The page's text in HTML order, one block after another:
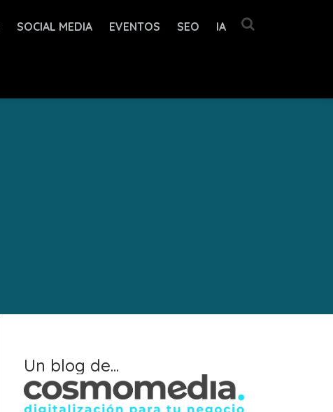
SOCIAL MEDIA EVENTOS SEO IA
Un blog de...